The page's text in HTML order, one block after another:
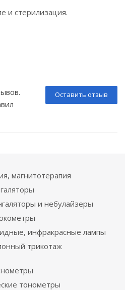
и стерилизация.
Оставить отзыв
магнитотерапия
и небулайзеры
инфракрасные лампы
трикотаж
тонометры